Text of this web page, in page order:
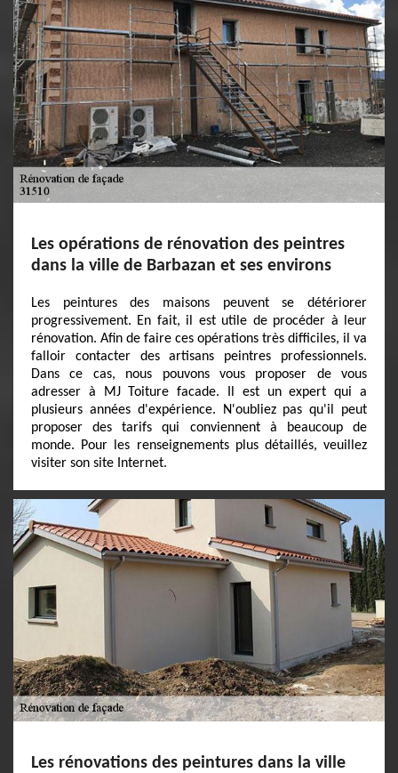
Les opérations de rénovation des peintres
dans la ville de Barbazan et ses environs
Les peintures des maisons peuvent se détériorer
progressivement. En fait, il est utile de procéder à leur
rénovation. Afin de faire ces opérations très difficiles, il va
falloir contacter des artisans peintres professionnels.
Dans ce cas, nous pouvons vous proposer de vous
adresser à MJ Toiture facade. Il est un expert qui a
plusieurs années d'expérience. N'oubliez pas qu'il peut
proposer des tarifs qui conviennent à beaucoup de
monde. Pour les renseignements plus détaillés, veuillez
visiter son site Internet.
Les rénovations des peintures dans la ville